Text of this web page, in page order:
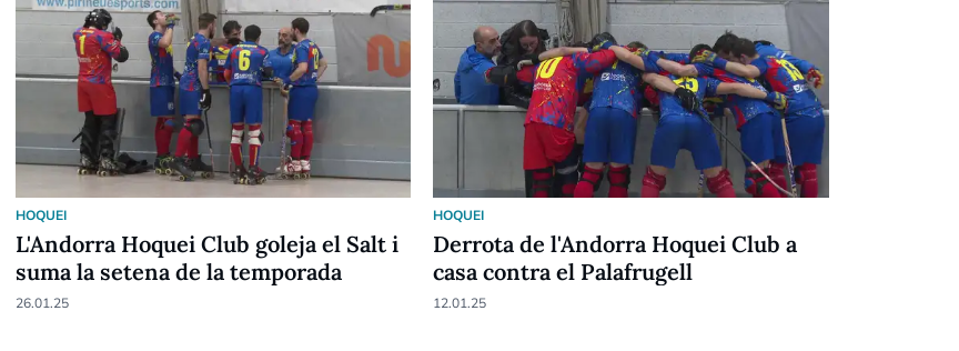
HOQUEI
L'Andorra Hoquei Club goleja el Salt i
suma la setena de la temporada
26.01.25
HOQUEI
Derrota de l'Andorra Hoquei Club a
casa contra el Palafrugell
12.01.25